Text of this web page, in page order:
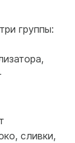
группы:
сливки,